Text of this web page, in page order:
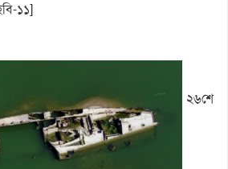
১১]
২৬শে